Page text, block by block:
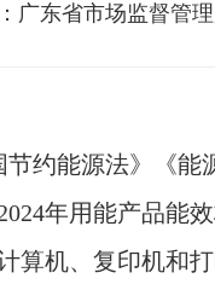
广东省市场监督管
约能源法》《能
年用能产品能
算机、复印机和